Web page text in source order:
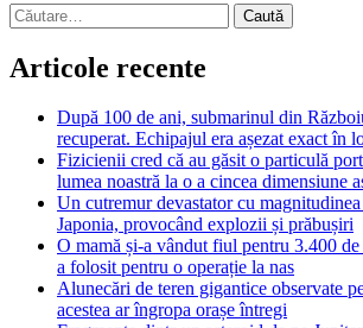
Caută
după:
Articole recente
După 100 de ani, submarinul din
recuperat. Echipajul era așezat exact în
Fizicienii cred că au găsit o particulă
lumea noastră la o a cincea dimensiune
Un cutremur devastator cu
Japonia, provocând explozii și prăbușiri
O mamă și-a vândut fiul pentru 3.400
a folosit pentru o operație la nas
Alunecări de teren gigantice observate
acestea ar îngropa orașe întregi